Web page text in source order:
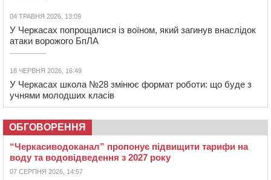
04 ТРАВНЯ 2026, 13:09
У Черкасах попрощалися із воїном, який загинув внаслідок
атаки ворожого БпЛА
18 ЧЕРВНЯ 2026, 16:49
У Черкасах школа №28 змінює формат роботи: що буде з
учнями молодших класів
ОБГОВОРЕННЯ
“Черкасиводоканал” пропонує підвищити тарифи на
воду та водовідведення з 2027 року
07 СЕРПНЯ 2026, 14:57